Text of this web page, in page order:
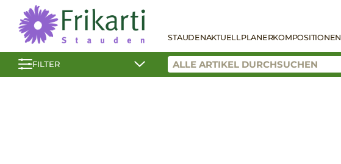
STAUDENAKTUELLPLANERKOMPOSITIONEN
FILTER